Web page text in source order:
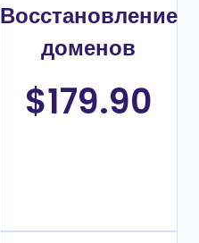
Восстановление
доменов
$179.90